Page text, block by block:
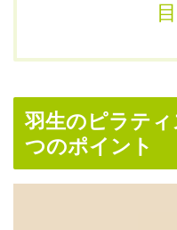
羽生のピラテ
つのポイント